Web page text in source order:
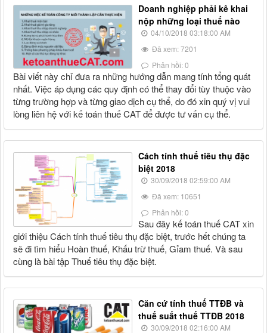
Doanh nghiệp phải kê khai
nộp những loại thuế nào
04/10/2018 03:18:00 AM
Đã xem: 7201
Phản hồi: 0
Bài viết này chỉ đưa ra những hướng dẫn mang tính tổng quát
nhất. Việc áp dụng các quy định có thể thay đổi tùy thuộc vào
từng trường hợp và từng giao dịch cụ thể, do đó xin quý vị vui
lòng liên hệ với kế toán thuế CAT để được tư vấn cụ thể.
Cách tính thuế tiêu thụ đặc
biệt 2018
30/09/2018 02:59:00 AM
Đã xem: 10651
Phản hồi: 0
Sau đây kế toán thuế CAT xin
giới thiệu Cách tính thuế tiêu thụ đặc biệt, trước hết chúng ta
sẽ đi tìm hiểu Hoàn thuế, Khấu trừ thuế, Gỉam thuế. Và sau
cùng là bài tập Thuế tiêu thụ đặc biệt.
Căn cứ tính thuế TTĐB và
thuế suất thuế TTĐB 2018
30/09/2018 02:16:00 AM